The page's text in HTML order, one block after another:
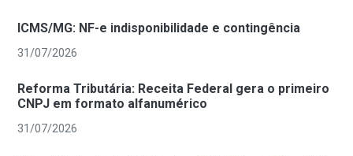
ICMS/MG: NF-e indisponibilidade e contingência
31/07/2026
Reforma Tributária: Receita Federal gera o primeiro
CNPJ em formato alfanumérico
31/07/2026